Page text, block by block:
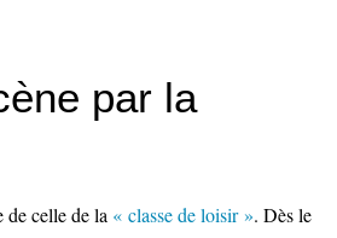
par la
de celle de la « classe de loisir ». Dès le